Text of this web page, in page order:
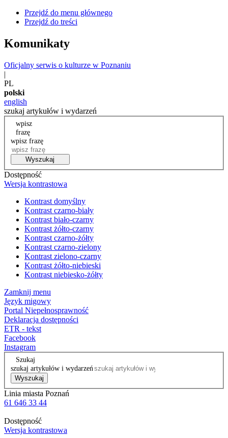
Przejdź do menu głównego
Przejdź do treści
Komunikaty
Oficjalny serwis o kulturze w Poznaniu
|
PL
polski
english
szukaj artykułów i wydarzeń
wpisz
frazę
wpisz frazę
Wyszukaj
Dostępność
Wersja kontrastowa
Kontrast domyślny
Kontrast czarno-biały
Kontrast biało-czarny
Kontrast żółto-czarny
Kontrast czarno-żółty
Kontrast czarno-zielony
Kontrast zielono-czarny
Kontrast żółto-niebieski
Kontrast niebiesko-żółty
Zamknij menu
Język migowy
Portal Niepełnosprawność
Deklaracja dostępności
ETR - tekst
Facebook
Instagram
Szukaj
szukaj artykułów i wydarzeń
Wyszukaj
Linia miasta Poznań
61 646 33 44
Dostępność
Wersja kontrastowa